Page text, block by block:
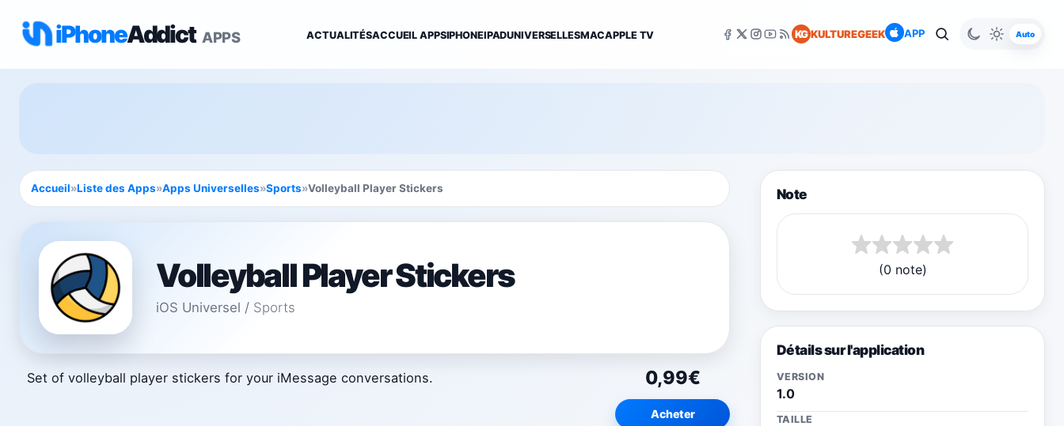
iPhoneAddict APPS ACTUALITÉSACCUEIL APPSIPHONEIPADUNIVERSELLESMACAPPLE TV KG KULTUREGEEK APP Auto
Accueil»Liste des Apps»Apps Universelles»Sports»Volleyball Player Stickers
Volleyball Player Stickers
iOS Universel / Sports
0,99€
Acheter
Set of volleyball player stickers for your iMessage conversations.
Note
(0 note)
Détails sur l'application
VERSION
1.0
TAILLE